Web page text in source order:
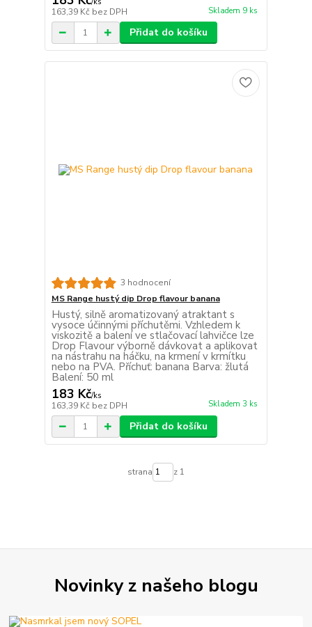
163,39 Kč bez DPH Skladem 9 ks
Přidat do košíku
3 hodnocení
MS Range hustý dip Drop flavour banana
Hustý, silně aromatizovaný atraktant s
vysoce účinnými příchutěmi. Vzhledem k
viskozitě a balení ve stlačovací lahvičce lze
Drop Flavour výborně dávkovat a aplikovat
na nástrahu na háčku, na krmení v krmítku
nebo na PVA. Příchuť: banana Barva: žlutá
Balení: 50 ml
183 Kč/ks
163,39 Kč bez DPH Skladem 3 ks
Přidat do košíku
strana z 1
Novinky z našeho blogu